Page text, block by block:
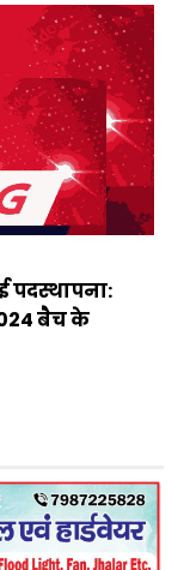
पदस्थापना:
बैच के